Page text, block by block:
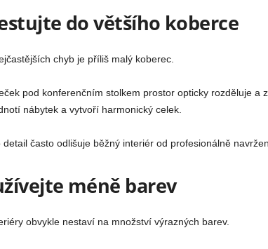
do většího koberce
chyb je příliš malý koberec.
pod konferenčním stolkem prostor opticky rozděluje a
nábytek a vytvoří harmonický celek.
detail často odlišuje běžný interiér od profesionálně
méně barev
obvykle nestaví na množství výrazných barev.